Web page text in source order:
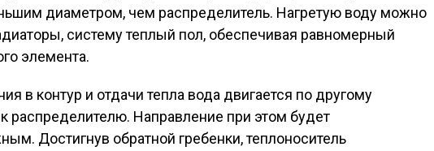
диаметром, чем распределитель. Нагретую воду можно
систему теплый пол, обеспечивая равномерный
элемента.
в контур и отдачи тепла вода двигается по другому
распределителю. Направление при этом будет
Достигнув обратной гребенки, теплоноситель